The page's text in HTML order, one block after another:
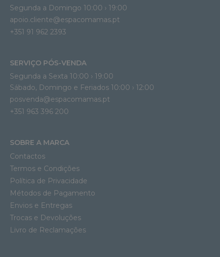
Segunda a Domingo 10:00 › 19:00
apoio.cliente@espacomamas.pt
+351 91 962 2393
SERVIÇO PÓS-VENDA
Segunda a Sexta 10:00 › 19:00
Sábado, Domingo e Feriados 10:00 › 12:00
posvenda@espacomamas.pt
+351 963 396 200
SOBRE A MARCA
Contactos
Termos e Condições
Política de Privacidade
Métodos de Pagamento
Envios e Entregas
Trocas e Devoluções
Livro de Reclamações